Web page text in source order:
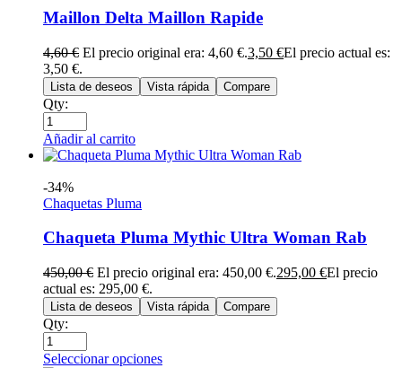
Maillon Delta Maillon Rapide
4,60€ El precio original era: 4,60 €.3,50 €El precio actual es:
3,50 €.
Lista de deseos Vista rápida Compare
Qty:
Añadir al carrito
-34%
Chaquetas Pluma
Chaqueta Pluma Mythic Ultra Woman Rab
450,00€ El precio original era: 450,00 €.295,00 €El precio
actual es: 295,00 €.
Lista de deseos Vista rápida Compare
Qty:
Seleccionar opciones